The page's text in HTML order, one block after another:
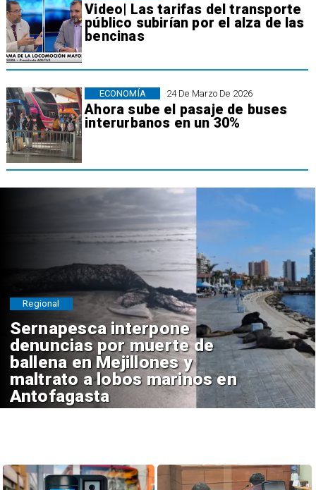
Video| Las tarifas del transporte
público subirían por el alza de las
bencinas
24 De Marzo De 2026
Ahora sube el pasaje de buses
interurbanos en un 30%
ECONOMÍA
Sernapesca interpone
denuncias por muerte de
ballena en Mejillones y
maltrato a lobos marinos en
Antofagasta
Regional